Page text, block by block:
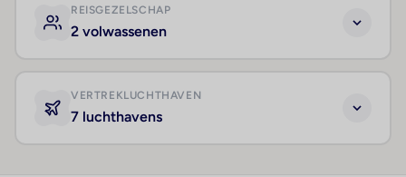
REISGEZELSCHAP
2 volwassenen
VERTREKLUCHTHAVEN
7 luchthavens